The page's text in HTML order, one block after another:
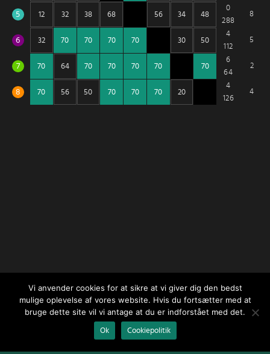
5
0
288
8
6
4
112
5
7
6
64
2
8
4
126
4
Vi anvender cookies for at sikre at vi giver dig den bedst
mulige oplevelse af vores website. Hvis du fortsætter med at
bruge dette site vil vi antage at du er indforstået med det.
Ok
Cookiepolitik